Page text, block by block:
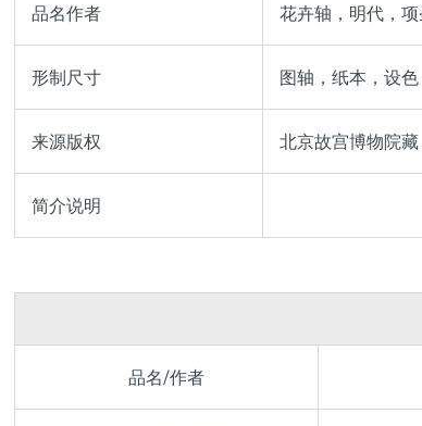
品名作者 花卉轴，明代，
形制尺寸 图轴，纸本，设色
来源版权 北京故宫博物院
简介说明
品名/作者